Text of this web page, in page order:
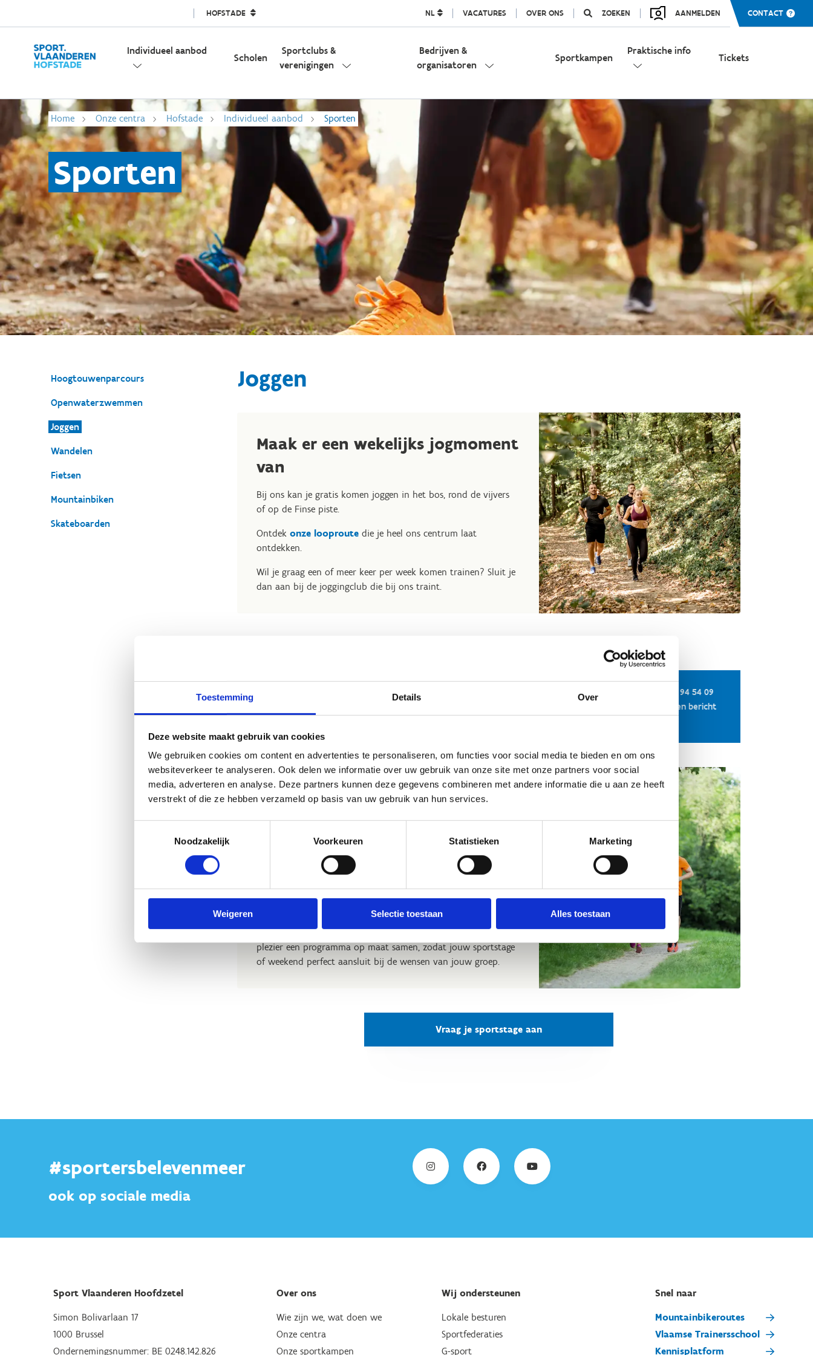
Toestemming Details Over
Deze website maakt gebruik van cookies
We gebruiken cookies om content en advertenties te personaliseren, om functies voor social media te bieden en om ons
websiteverkeer te analyseren. Ook delen we informatie over uw gebruik van onze site met onze partners voor social
media, adverteren en analyse. Deze partners kunnen deze gegevens combineren met andere informatie die u aan ze heeft
verstrekt of die ze hebben verzameld op basis van uw gebruik van hun services.
Noodzakelijk
Voorkeuren Statistieken Marketing
Weigeren Selectie toestaan Alles toestaan
HOFSTADE NL VACATURES OVER ONS ZOEKEN AANMELDEN CONTACT
Individueel aanbod
Scholen
Sportclubs &
verenigingen
Bedrijven &
organisatoren
Sportkampen
Praktische info
Tickets
Home Onze centra Hofstade Individueel aanbod Sporten
Sporten
Hoogtouwenparcours
Openwaterzwemmen
Joggen
Wandelen
Fietsen
Mountainbiken
Skateboarden
Joggen
Maak er een wekelijks jogmoment
van
Bij ons kan je gratis komen joggen in het bos, rond de vijvers
of op de Finse piste.
Ontdek onze looproute die je heel ons centrum laat
ontdekken.
Wil je graag een of meer keer per week komen trainen? Sluit je
dan aan bij de joggingclub die bij ons traint.
Heidejoggers Zemst
Erik Nys
+32 498 94 54 09
Stuur een bericht
Kom op sportstage in Hofstade
overnachting of een sportweekend organiseren?
In Hofstade vind je alles wat je nodig hebt voor avontuurlijke
sporthal uitstekende faciliteiten.
Samen bekijken we graag de mogelijkheden en stellen we met
plezier een programma op maat samen, zodat jouw sportstage
of weekend perfect aansluit bij de wensen van jouw groep.
Vraag je sportstage aan
#sportersbelevenmeer
ook op sociale media
Sport Vlaanderen Hoofdzetel
Simon Bolivarlaan 17
1000 Brussel
Ondernemingsnummer: BE 0248.142.826
Over ons
Wie zijn we, wat doen we
Onze centra
Onze sportkampen
Wij ondersteunen
Lokale besturen
Sportfederaties
G-sport
Snel naar
Mountainbikeroutes
Vlaamse Trainersschool
Kennisplatform